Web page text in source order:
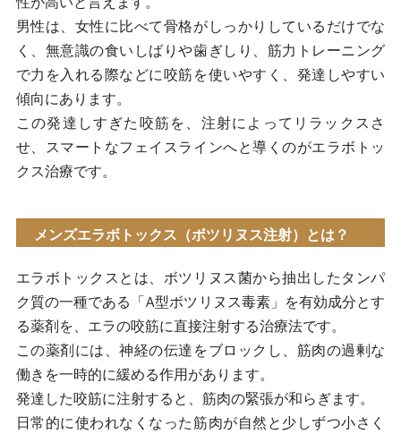
エラボトックスと他の小顔治療との違い
医療ハイフ（HIFU）との違い
脂肪吸引注射との違い
骨切り手術との違い
まとめ
Q.エラボトックスの効果はいつから実感でき
て、どのくらい続きますか？
Q.施術後、人にバレることはありませんか？
Q.1回の注射でどのくらいの効果があります
か？やめると元に戻りますか？
Q.施術を受けられない人はいますか？
男性は、女性に比べて骨格がしっかりしているだけでな
く、無意識の食いしばりや歯ぎしり、筋力トレーニング
で力を入れる際などに咬筋を使いやすく、発達しやすい
傾向にあります。
この発達しすぎた咬筋を、注射によってリラックスさ
せ、スマートなフェイスラインへと導くのがエラボトッ
クス治療です。
メンズエラボトックス（ボツリヌス注射）とは？
エラボトックスとは、ボツリヌス菌から抽出したタンパ
ク質の一種である「A型ボツリヌス毒素」を有効成分とす
る薬剤を、エラの咬筋に直接注射する治療法です。
この薬剤には、神経の伝達をブロックし、筋肉の過剰な
働きを一時的に緩める作用があります。
発達した咬筋に注射すると、筋肉の緊張が和らぎます。
日常的に使われなくなった筋肉が自然と少しずつ小さく